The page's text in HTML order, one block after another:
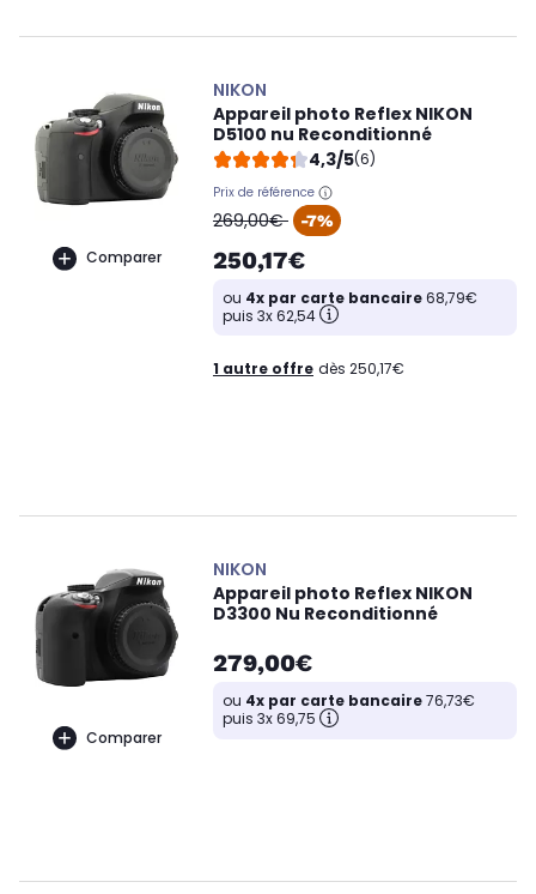
Comparer
NIKON
Appareil photo Reflex NIKON
D5100 nu Reconditionné
4,3/5(6)
Prix de référence
oldPrice
269,00€ -7%
250,17€
ou 4x par carte bancaire68,79€
puis 3x 62,54
1 autre offre dès 250,17€
Comparer
NIKON
Appareil photo Reflex NIKON
D3300 Nu Reconditionné
279,00€
ou 4x par carte bancaire76,73€
puis 3x 69,75